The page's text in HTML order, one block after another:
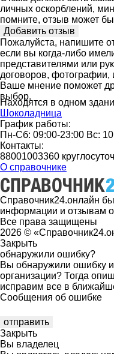
личных оскорблений,
помните, отзыв может
Пожалуйста, напишите
если вы когда-либо
представителями или
договоров,
Ваше мнение поможет
выбор.
Находятся в одном
Шоколадница
График работы:
Пн-Сб: 09:00-23:00 Вс:
Контакты:
88001003360
О справочнике
Справочник24.онлайн
информации и отзывам
Все права защищены
2026 ©
Закрыть
обнаружили ошибку?
Вы обнаружили ошибку
организации? Тогда
исправим все в
Сообщения об ошибке
Закрыть
Вы владелец